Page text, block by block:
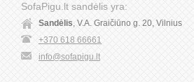
SofaPigu.lt sandėlis yra:
Sandėlis , V.A. Graičiūno g. 20, Vilnius
+370 618 66661
info@sofapigu.lt